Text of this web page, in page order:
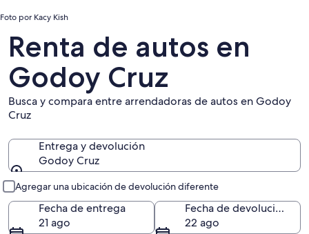
Foto por Kacy Kish
Renta de autos en
Godoy Cruz
Busca y compara entre arrendadoras de autos en Godoy
Cruz
Entrega y devolución
Godoy Cruz
Agregar una ubicación de devolución diferente
Fecha de entrega
21 ago
Fecha de devolución
22 ago